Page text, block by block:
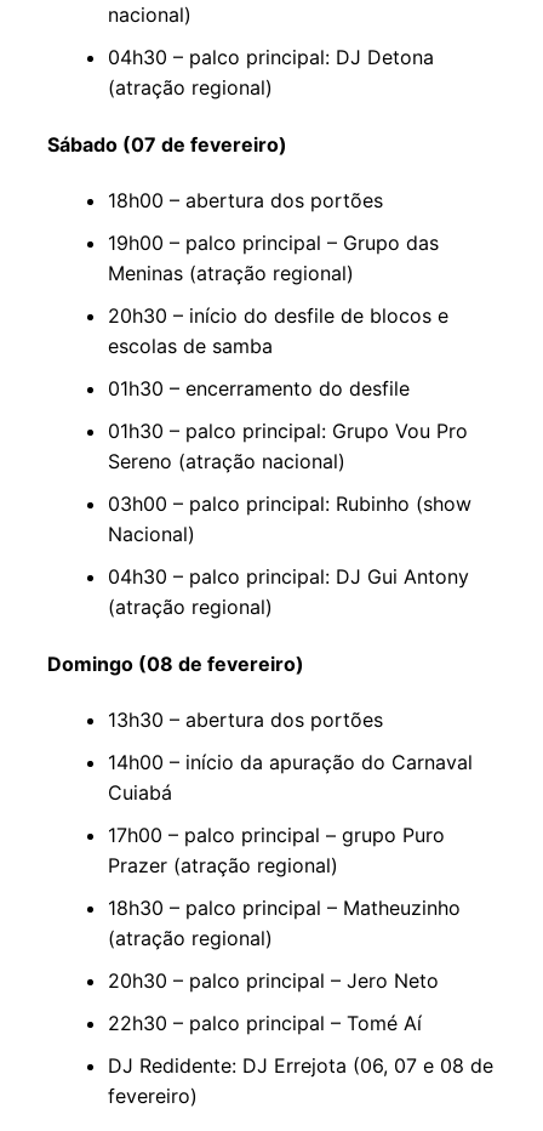
nacional)
04h30 – palco principal: DJ Detona
(atração regional)
Sábado (07 de fevereiro)
18h00 – abertura dos portões
19h00 – palco principal – Grupo das
Meninas (atração regional)
20h30 – início do desfile de blocos e
escolas de samba
01h30 – encerramento do desfile
01h30 – palco principal: Grupo Vou Pro
Sereno (atração nacional)
03h00 – palco principal: Rubinho (show
Nacional)
04h30 – palco principal: DJ Gui Antony
(atração regional)
Domingo (08 de fevereiro)
13h30 – abertura dos portões
14h00 – início da apuração do Carnaval
Cuiabá
17h00 – palco principal – grupo Puro
Prazer (atração regional)
18h30 – palco principal – Matheuzinho
(atração regional)
20h30 – palco principal – Jero Neto
22h30 – palco principal – Tomé Aí
DJ Redidente: DJ Errejota (06, 07 e 08 de
fevereiro)